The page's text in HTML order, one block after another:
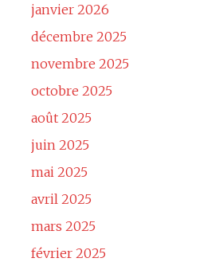
janvier 2026
décembre 2025
novembre 2025
octobre 2025
août 2025
juin 2025
mai 2025
avril 2025
mars 2025
février 2025